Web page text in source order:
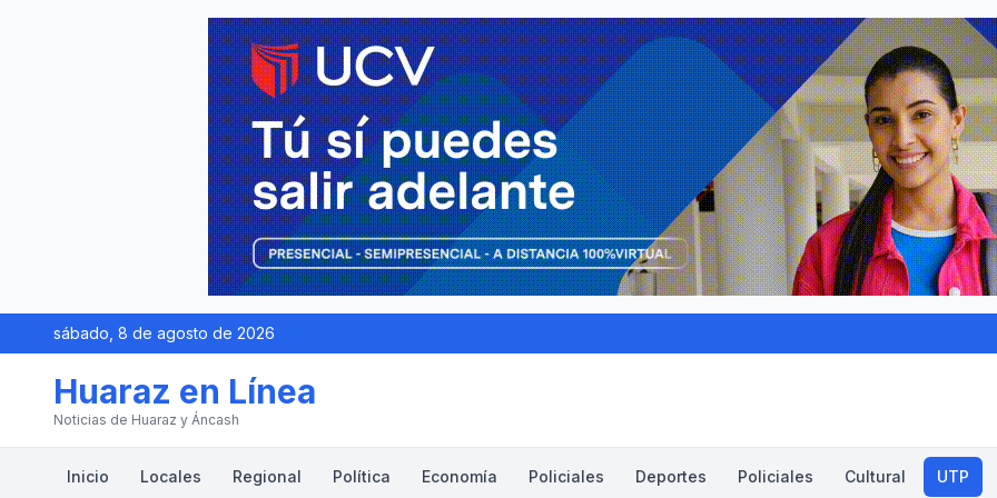
sábado, 8 de agosto de 2026
Huaraz en Línea
Noticias de Huaraz y Áncash
Inicio Locales Regional Política Economía Policiales Deportes Policiales Cultural UTP